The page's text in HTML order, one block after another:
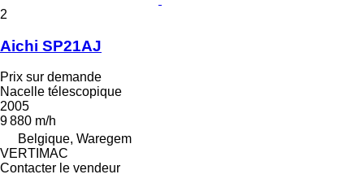
2
Aichi SP21AJ
Prix sur demande
Nacelle télescopique
2005
9 880 m/h
Belgique, Waregem
VERTIMAC
Contacter le vendeur